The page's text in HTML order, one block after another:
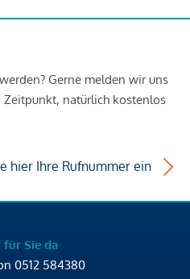
Gerne melden wir uns
Zeitpunkt, natürlich kostenlos
hier Ihre Rufnummer ein
für Sie da
0512 584380